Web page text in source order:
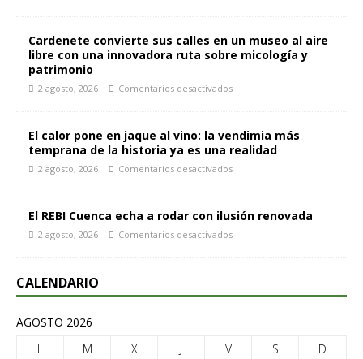
Cardenete convierte sus calles en un museo al aire
libre con una innovadora ruta sobre micología y
patrimonio
2 agosto, 2026 Comentarios desactivados
El calor pone en jaque al vino: la vendimia más
temprana de la historia ya es una realidad
2 agosto, 2026 Comentarios desactivados
El REBI Cuenca echa a rodar con ilusión renovada
2 agosto, 2026 Comentarios desactivados
CALENDARIO
AGOSTO 2026
L
M X J V S
D